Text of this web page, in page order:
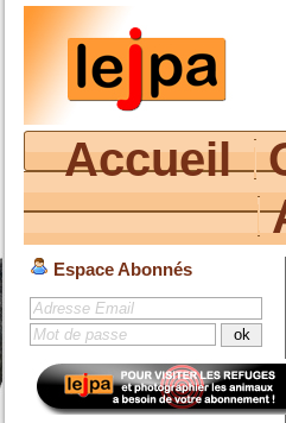
Accueil
Espace Abonnés